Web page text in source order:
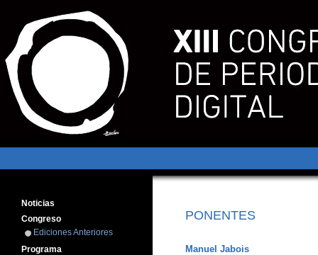
Noticias
Congreso
Ediciones Anteriores
Programa
PONENTES
Manuel Jabois